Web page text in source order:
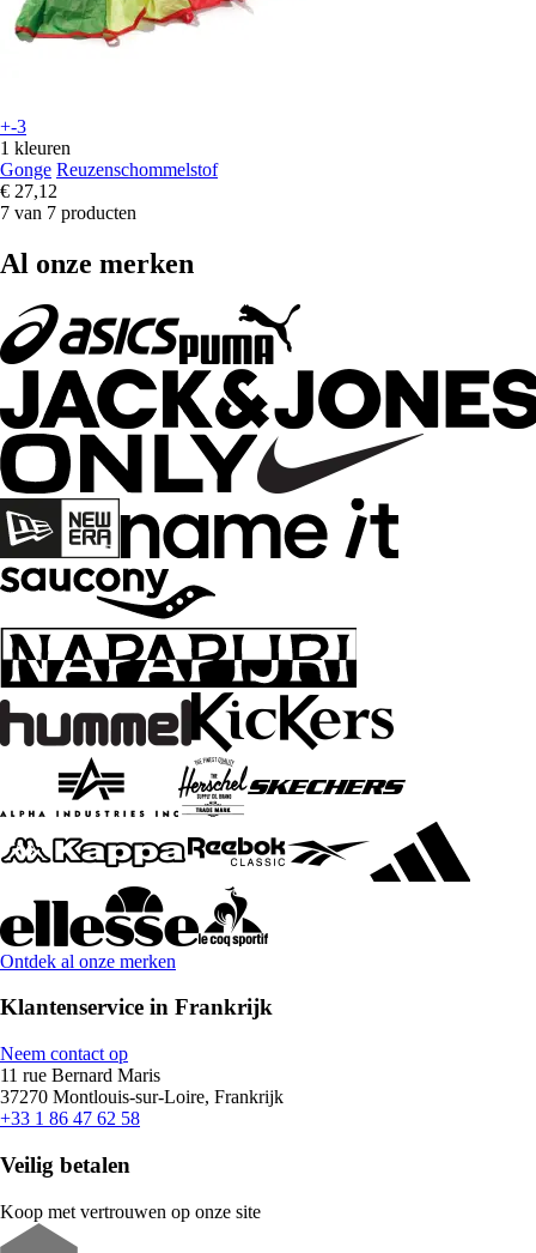
+-3
1 kleuren
Gonge Reuzenschommelstof
€ 27,12
7 van 7 producten
Al onze merken
Ontdek al onze merken
Klantenservice in Frankrijk
Neem contact op
11 rue Bernard Maris
37270 Montlouis-sur-Loire, Frankrijk
+33 1 86 47 62 58
Veilig betalen
Koop met vertrouwen op onze site